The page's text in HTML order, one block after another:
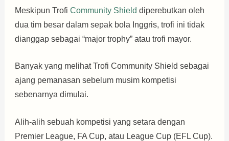
Meskipun Trofi Community Shield diperebutkan oleh
dua tim besar dalam sepak bola Inggris, trofi ini tidak
dianggap sebagai “major trophy” atau trofi mayor.
Banyak yang melihat Trofi Community Shield sebagai
ajang pemanasan sebelum musim kompetisi
sebenarnya dimulai.
Alih-alih sebuah kompetisi yang setara dengan
Premier League, FA Cup, atau League Cup (EFL Cup).